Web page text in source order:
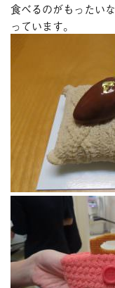
食べるのがもったい
っています。